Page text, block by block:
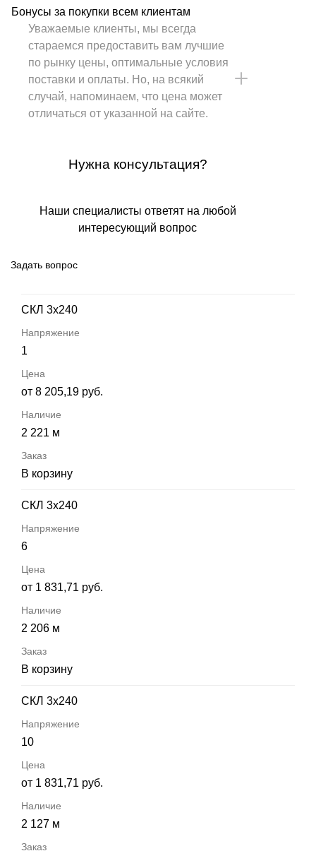
Бонусы за покупки всем клиентам
Уважаемые клиенты, мы всегда
стараемся предоставить вам лучшие
по рынку цены, оптимальные условия
поставки и оплаты. Но, на всякий
случай, напоминаем, что цена может
отличаться от указанной на сайте.
Нужна консультация?
Наши специалисты ответят на любой
интересующий вопрос
Задать вопрос
СКЛ 3х240
1
от 8 205,19 руб.
2 221 м
В корзину
СКЛ 3х240
6
от 1 831,71 руб.
2 206 м
В корзину
СКЛ 3х240
10
от 1 831,71 руб.
2 127 м